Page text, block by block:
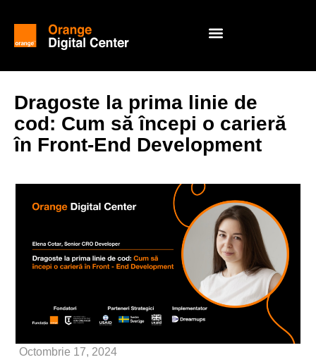
Dragoste la prima linie de
cod: Cum să începi o carieră
în Front-End Development
Octombrie 17, 2024